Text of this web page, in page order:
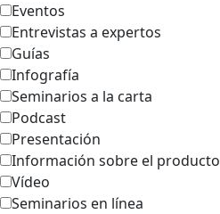
Eventos
Entrevistas a expertos
Guías
Infografía
Seminarios a la carta
Podcast
Presentación
Información sobre el producto
Vídeo
Seminarios en línea